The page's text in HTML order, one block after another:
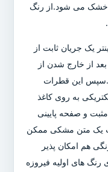
خشک می شود.از رنگ
یک جریان ثابت از
از خارج شدن از
این قطرات
به روی کاغذ
و صفحه پایینی
یک متن مشکی ممکن
هم امکان پذیر
های اولیه فیروزه